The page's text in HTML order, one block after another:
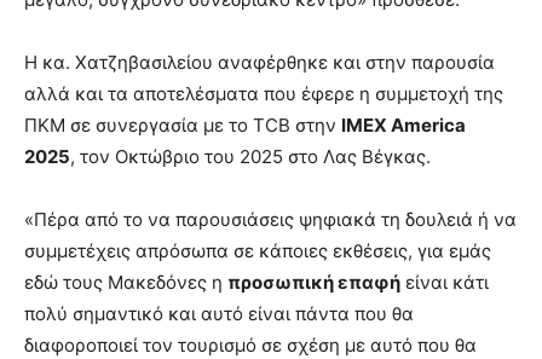
Η κα. Χατζηβασιλείου αναφέρθηκε και στην παρουσία
αλλά και τα αποτελέσματα που έφερε η συμμετοχή της
ΠΚΜ σε συνεργασία με το TCB στην IMEX America
2025, τον Οκτώβριο του 2025 στο Λας Βέγκας.
«Πέρα από το να παρουσιάσεις ψηφιακά τη δουλειά ή να
συμμετέχεις απρόσωπα σε κάποιες εκθέσεις, για εμάς
εδώ τους Μακεδόνες η προσωπική επαφή είναι κάτι
πολύ σημαντικό και αυτό είναι πάντα που θα
διαφοροποιεί τον τουρισμό σε σχέση με αυτό που θα